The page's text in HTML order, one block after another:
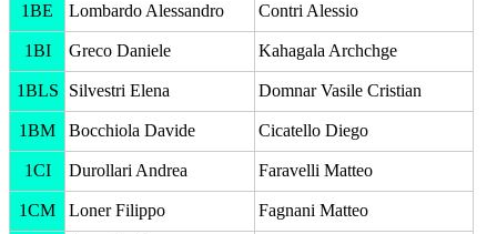
1BE Lombardo Alessandro Contri Alessio
1BI Greco Daniele Kahagala Archchge
1BLS Silvestri Elena Domnar Vasile Cristian
1BM Bocchiola Davide Cicatello Diego
1CI Durollari Andrea Faravelli Matteo
1CM Loner Filippo Fagnani Matteo